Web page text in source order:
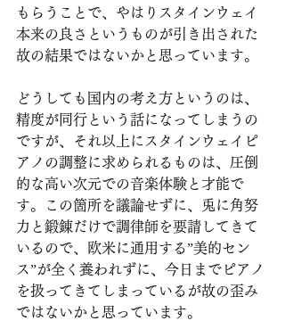
もらうことで、やはりスタインウェイ
本来の良さというものが引き出された
故の結果ではないかと思っています。
どうしても国内の考え方というのは、
精度が同行という話になってしまうの
ですが、それ以上にスタインウェイピ
アノの調整に求められるものは、圧倒
的な高い次元での音楽体験と才能で
す。この箇所を議論せずに、兎に角努
力と鍛錬だけで調律師を要請してきて
いるので、欧米に通用する”美的セン
ス”が全く養われずに、今日までピアノ
を扱ってきてしまっているが故の歪み
ではないかと思っています。